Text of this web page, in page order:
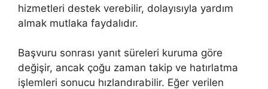
hizmetleri destek verebilir, dolayısıyla yardım
almak mutlaka faydalıdır.
Başvuru sonrası yanıt süreleri kuruma göre
değişir, ancak çoğu zaman takip ve hatırlatma
işlemleri sonucu hızlandırabilir. Eğer verilen